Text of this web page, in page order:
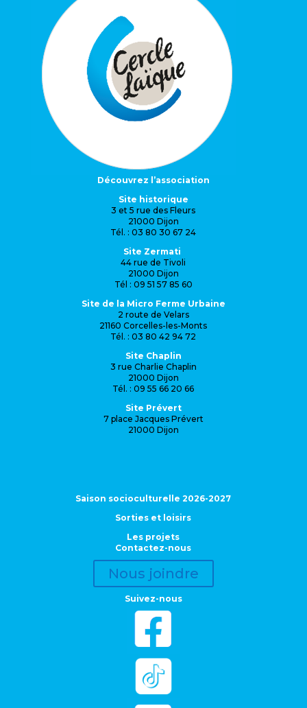
Découvrez l’association
Site historique
3 et 5 rue des Fleurs
21000 Dijon
Tél. : 03 80 30 67 24
Site Zermati
44 rue de Tivoli
21000 Dijon
Tél : 09 51 57 85 60
Site de la Micro Ferme Urbaine
2 route de Velars
21160 Corcelles-les-Monts
Tél. : 03 80 42 94 72
Site Chaplin
3 rue Charlie Chaplin
21000 Dijon
Tél. : 09 55 66 20 66
Site Prévert
7 place Jacques Prévert
21000 Dijon
Saison socioculturelle 2026-2027
Sorties et loisirs
Les projets
Contactez-nous
Nous joindre
Suivez-nous